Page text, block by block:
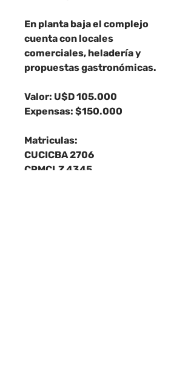
En planta baja el complejo
cuenta con locales
comerciales, heladería y
propuestas gastronómicas.
Valor: U$D 105.000
Expensas: $150.000
Matriculas:
CUCICBA 2706
CPMCLZ 4345